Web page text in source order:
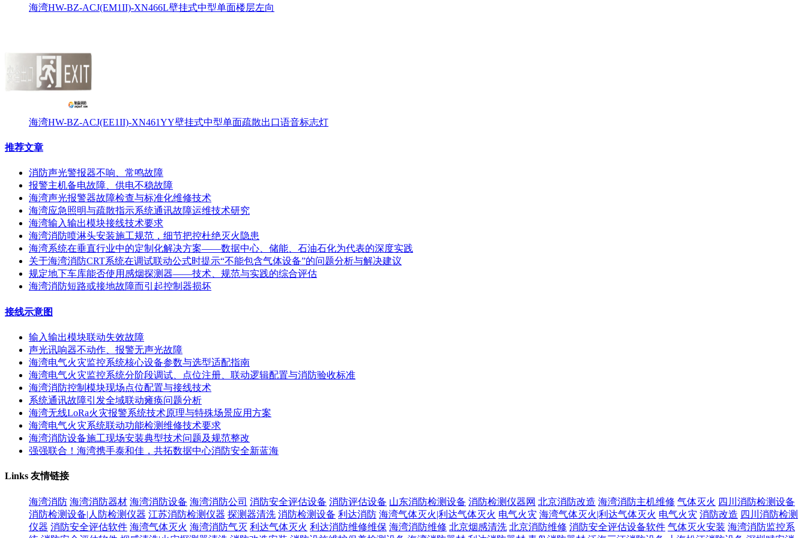
海湾HW-BZ-ACJ(EM1II)-XN466L壁挂式中型单面楼层左向
海湾HW-BZ-ACJ(EE1II)-XN461YY壁挂式中型单面疏散出口语音标志灯
推荐文章
消防声光警报器不响、常鸣故障
报警主机备电故障、供电不稳故障
海湾声光报警器故障检查与标准化维修技术
海湾应急照明与疏散指示系统通讯故障运维技术研究
海湾输入输出模块接线技术要求
海湾消防喷淋头安装施工规范，细节把控杜绝灭火隐患
海湾系统在垂直行业中的定制化解决方案——数据中心、储能、石油石化为代表的深度实践
关于海湾消防CRT系统在调试联动公式时提示“不能包含气体设备”的问题分析与解决建议
规定地下车库能否使用感烟探测器——技术、规范与实践的综合评估
海湾消防短路或接地故障而引起控制器损坏
接线示意图
输入输出模块联动失效故障
声光讯响器不动作、报警无声光故障
海湾电气火灾监控系统核心设备参数与选型适配指南
海湾电气火灾监控系统分阶段调试、点位注册、联动逻辑配置与消防验收标准
海湾消防控制模块现场点位配置与接线技术
系统通讯故障引发全域联动瘫痪问题分析
海湾无线LoRa火灾报警系统技术原理与特殊场景应用方案
海湾电气火灾系统联动功能检测维修技术要求
海湾消防设备施工现场安装典型技术问题及规范整改
强强联合！海湾携手泰和佳，共拓数据中心消防安全新蓝海
Links 友情链接
海湾消防 海湾消防器材 海湾消防设备 海湾消防公司 消防安全评估设备 消防评估设备 山东消防检测设备 消防检测仪器网 北京消防改造 海湾消防主机维修 气体灭火 四川消防检测设备
消防检测设备|人防检测仪器 江苏消防检测仪器 探测器清洗 消防检测设备 利达消防 海湾气体灭火|利达气体灭火 电气火灾 海湾气体灭火|利达气体灭火 电气火灾 消防改造 四川消防检测
仪器 消防安全评估软件 海湾气体灭火 海湾消防气灭 利达气体灭火 利达消防维修维保 海湾消防维修 北京烟感清洗 北京消防维修 消防安全评估设备软件 气体灭火安装 海湾消防监控系